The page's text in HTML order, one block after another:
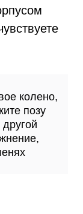
колено,
позу